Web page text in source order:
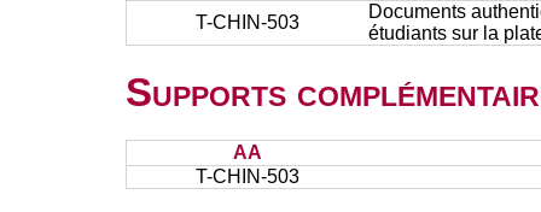
T-CHIN-503
Documents
étudiants sur la
Supports
AA
T-CHIN-503